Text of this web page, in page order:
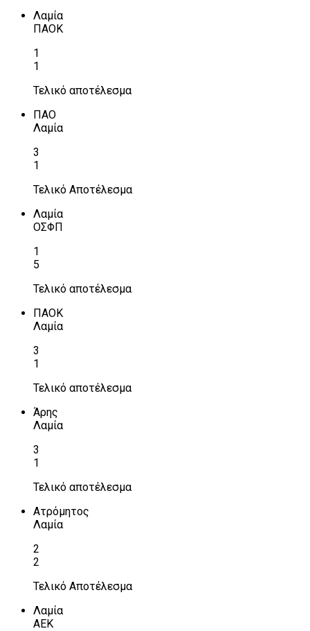
Λαμία
ΠΑΟΚ
1
1
Τελικό αποτέλεσμα
ΠΑΟ
Λαμία
3
1
Τελικό Αποτέλεσμα
Λαμία
ΟΣΦΠ
1
5
Τελικό αποτέλεσμα
ΠΑΟΚ
Λαμία
3
1
Τελικό αποτέλεσμα
Άρης
Λαμία
3
1
Τελικό αποτέλεσμα
Ατρόμητος
Λαμία
2
2
Τελικό Αποτέλεσμα
Λαμία
ΑΕΚ